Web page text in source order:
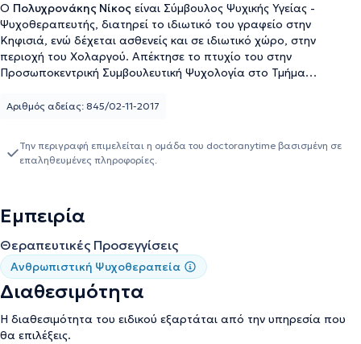
Ο Πολυχρονάκης Νίκος είναι Σύμβουλος Ψυχικής Υγείας -
Ψυχοθεραπευτής, διατηρεί το ιδιωτικό του γραφείο στην
Κηφισιά, ενώ δέχεται ασθενείς και σε ιδιωτικό χώρο, στην
περιοχή του Χολαργού. Απέκτησε το πτυχίο του στην
Προσωποκεντρική Συμβουλευτική Ψυχολογία στο Τμήμα
Βρετανίας. Στη συνέχεια, απέκτησε από το ίδιο
Πατρότητας (Fathers’ Perception of Their Role in Fatherhood: The
effects of Counselling). An interpretative phenomenological
εκπαιδευτικά σεμινάρια και επιμορφωτικά προγράμματα πάνω
και Μη - Βίαιη Επικοινωνία. Επιπλέον έχει εκπαιδευτεί και είναι
πιστοποιημένος εκπαιδευτής γονέων των εργαστηρίων PET
(Parent Effectiveness Training) από την Gordon Training
International (GTI), ενώ παράλληλα είναι επίσημος συνεργάτης
της Attachment Parenting Hellas. Εξειδικεύεται σε θέματα
σχέσεων, οικογένειας, ζητημάτων διαπαιδαγώγησης και σήμερα
Αριθμός αδείας: 845/02-11-2017
Την περιγραφή επιμελείται η ομάδα του doctoranytime βασισμένη σε
επαληθευμένες πληροφορίες.
Εμπειρία
Θεραπευτικές Προσεγγίσεις
Ανθρωπιστική Ψυχοθεραπεία
Διαθεσιμότητα
Η διαθεσιμότητα του ειδικού εξαρτάται από την υπηρεσία που
θα επιλέξεις.